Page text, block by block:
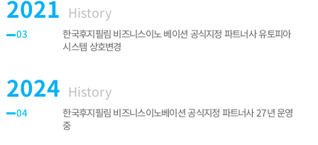
2021 History
03 한국후지필림 비즈니스이노 베이션 공식지정 파트너사 유토피아
시스템 상호변경
2024 History
04 한국후지필림 비즈니스이노베이션 공식지정 파트너사 27년 운영
중